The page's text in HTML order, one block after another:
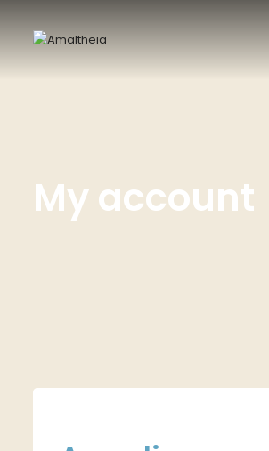
My account